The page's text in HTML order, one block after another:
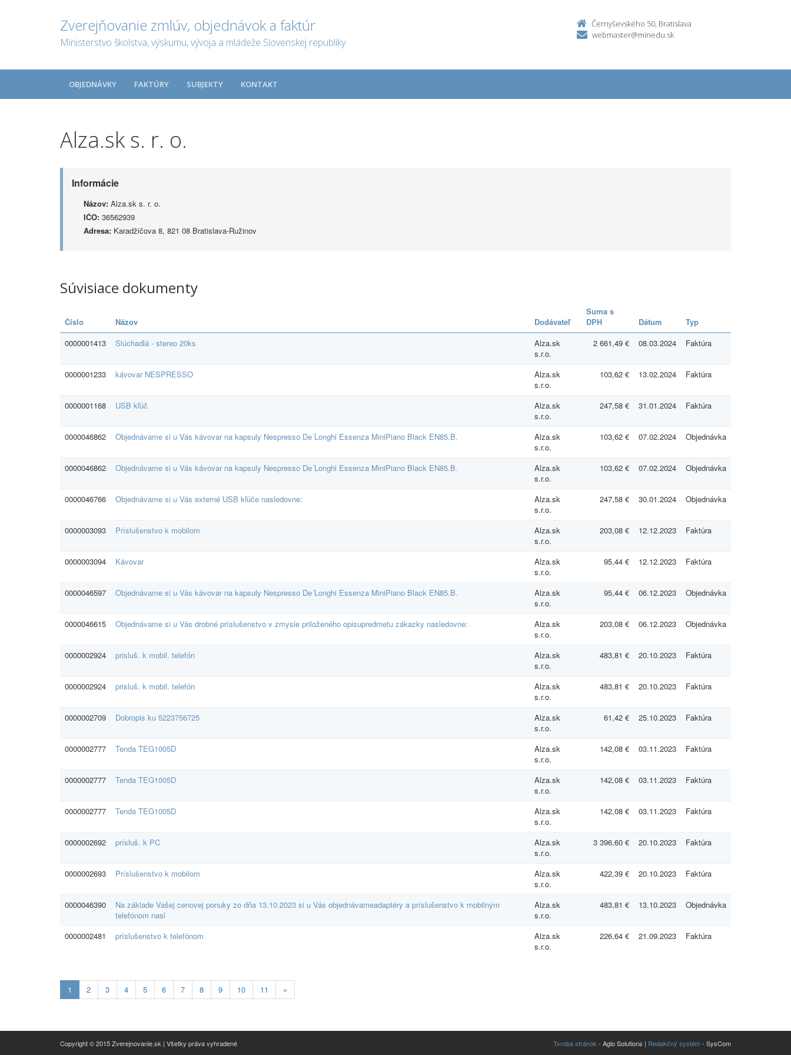
Zverejňovanie zmlúv, objednávok a faktúr
Ministerstvo školstva, výskumu, vývoja a mládeže Slovenskej republiky
Černyševského 50, Bratislava
webmaster@minedu.sk
OBJEDNÁVKY FAKTÚRY SUBJEKTY KONTAKT
Alza.sk s. r. o.
Informácie
Názov: Alza.sk s. r. o.
IČO: 36562939
Adresa: Karadžičova 8, 821 08 Bratislava-Ružinov
Súvisiace dokumenty
Číslo Názov Dodávateľ
Suma s
DPH
Dátum
Typ
0000001413
Slúchadlá - stereo 20ks
Alza.sk
s.r.o.
2 661,49 € 08.03.2024 Faktúra
0000001233 kávovar NESPRESSO
Alza.sk
s.r.o.
103,62 € 13.02.2024 Faktúra
0000001168 USB kľúč
Alza.sk
s.r.o.
247,58 € 31.01.2024 Faktúra
0000046862 Objednávame si u Vás kávovar na kapsuly Nespresso De´Longhi Essenza MiniPiano Black EN85.B.
Alza.sk
s.r.o.
103,62 € 07.02.2024 Objednávka
0000046862 Objednávame si u Vás kávovar na kapsuly Nespresso De´Longhi Essenza MiniPiano Black EN85.B.
Alza.sk
s.r.o.
103,62 € 07.02.2024 Objednávka
0000046766 Objednávame si u Vás externé USB kľúče nasledovne:
Alza.sk
s.r.o.
247,58 € 30.01.2024 Objednávka
0000003093 Príslušenstvo k mobilom
Alza.sk
s.r.o.
203,08 € 12.12.2023 Faktúra
0000003094 Kávovar
Alza.sk
s.r.o.
95,44 € 12.12.2023 Faktúra
0000046597 Objednávame si u Vás kávovar na kapsuly Nespresso De´Longhi Essenza MiniPiano Black EN85.B.
Alza.sk
s.r.o.
95,44 € 06.12.2023 Objednávka
0000046615 Objednávame si u Vás drobné príslušenstvo v zmysle priloženého opisupredmetu zákazky nasledovne:
Alza.sk
s.r.o.
203,08 € 06.12.2023 Objednávka
0000002924 prisluš. k mobil. telefón
Alza.sk
s.r.o.
483,81 € 20.10.2023 Faktúra
0000002924 prisluš. k mobil. telefón
Alza.sk
s.r.o.
483,81 € 20.10.2023 Faktúra
0000002709 Dobropis ku 5223756725
Alza.sk
s.r.o.
61,42 € 25.10.2023 Faktúra
0000002777 Tenda TEG1005D
Alza.sk
s.r.o.
142,08 € 03.11.2023 Faktúra
0000002777 Tenda TEG1005D
Alza.sk
s.r.o.
142,08 € 03.11.2023 Faktúra
0000002777 Tenda TEG1005D
Alza.sk
s.r.o.
142,08 € 03.11.2023 Faktúra
0000002692 prísluš. k PC
Alza.sk
s.r.o.
3 396,60 € 20.10.2023 Faktúra
0000002693 Príslušenstvo k mobilom
Alza.sk
s.r.o.
422,39 € 20.10.2023 Faktúra
0000046390
Na základe Vašej cenovej ponuky zo dňa 13.10.2023 si u Vás objednávameadaptéry a príslušenstvo k mobilným
telefónom nasl
Alza.sk
s.r.o.
483,81 € 13.10.2023 Objednávka
0000002481 príslušenstvo k telefónom
Alza.sk
s.r.o.
226,64 € 21.09.2023 Faktúra
1 Aktualna-
stranka
2 3 4 5 6 7 8 9 10 11 »
Copyright © 2015 Zverejnovanie.sk | Všetky práva vyhradené Tvroba stránok - Aglo Solutions | Redakčný systém- SysCom